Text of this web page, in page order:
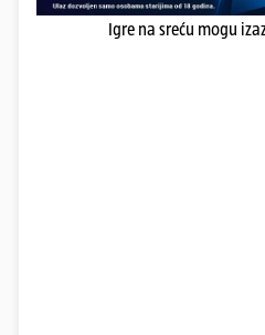
Igre na sreću mogu